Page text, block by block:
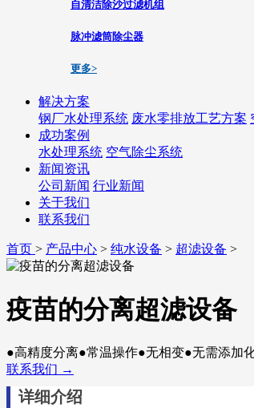
自清洁除沙过滤机组
脉冲滤筒除尘器
更多>
解决方案
钢厂水处理系统 废水零排放工艺方案
成功案例
水处理系统 空气除尘系统
新闻资讯
公司新闻 行业新闻
关于我们
联系我们
首页 > 产品中心 > 纯水设备 > 超滤设备 >
疫苗的分离超滤设备
●高精度分离●常温操作●无相变●无需添加
联系我们 →
详细介绍